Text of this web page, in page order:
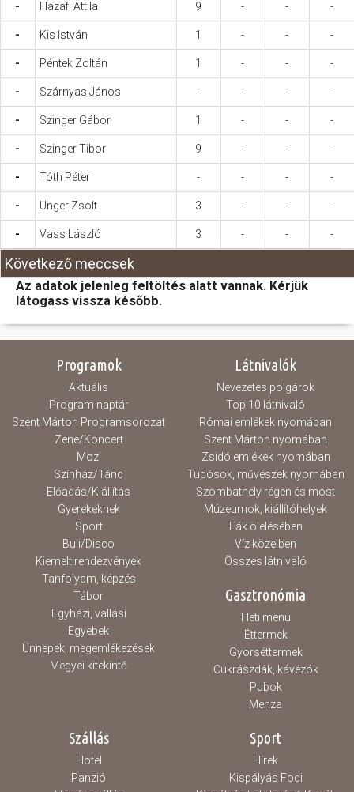
- Hazafi Attila 9 - - -
- Kis István 1 - - -
- Péntek Zoltán 1 - - -
- Szárnyas János - - - -
- Szinger Gábor 1 - - -
- Szinger Tibor 9 - - -
- Tóth Péter - - - -
- Unger Zsolt 3 - - -
- Vass László 3 - - -
Következő meccsek
Az adatok jelenleg feltöltés alatt vannak. Kérjük
látogass vissza később.
Programok
Aktuális
Program naptár
Szent Márton Programsorozat
Zene/Koncert
Mozi
Színház/Tánc
Előadás/Kiállítás
Gyerekeknek
Sport
Buli/Disco
Kiemelt rendezvények
Tanfolyam, képzés
Tábor
Egyházi, vallási
Egyebek
Ünnepek, megemlékezések
Megyei kitekintő
Látnivalók
Nevezetes polgárok
Top 10 látnivaló
Római emlékek nyomában
Szent Márton nyomában
Zsidó emlékek nyomában
Tudósok, művészek nyomában
Szombathely régen és most
Múzeumok, kiállítóhelyek
Fák ölelésében
Víz közelben
Összes látnivaló
Gasztronómia
Heti menü
Éttermek
Gyorséttermek
Cukrászdák, kávézók
Pubok
Menza
Szállás
Hotel
Panzió
Sport
Hírek
Kispályás Foci